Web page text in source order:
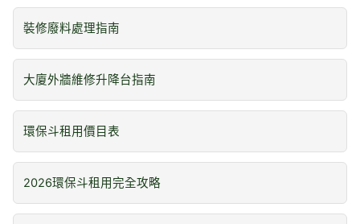
裝修廢料處理指南
大廈外牆維修升降台指南
環保斗租用價目表
2026環保斗租用完全攻略